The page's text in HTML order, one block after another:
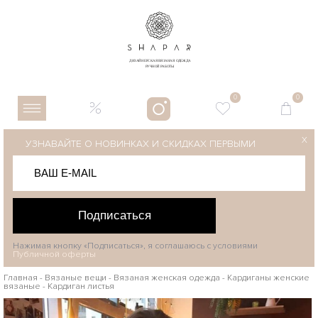
0 0
УЗНАВАЙТЕ О НОВИНКАХ И СКИДКАХ ПЕРВЫМИ
Подписаться
X
Нажимая кнопку «Подписаться», я соглашаюсь с условиями
Публичной оферты
Главная - Вязаные вещи - Вязаная женская одежда - Кардиганы женские
вязаные - Кардиган листья